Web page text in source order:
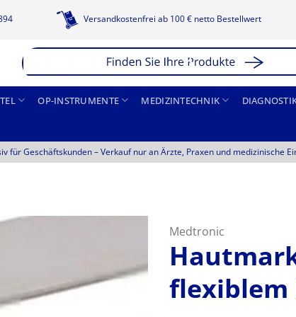
Versandkostenfrei ab 100 € netto Bestellwert
OP-INSTRUMENTE MEDIZINTECHNIK
für Geschäftskunden –Verkauf nur an Ärzte, Praxen und medizinische
Medtronic
flexiblem